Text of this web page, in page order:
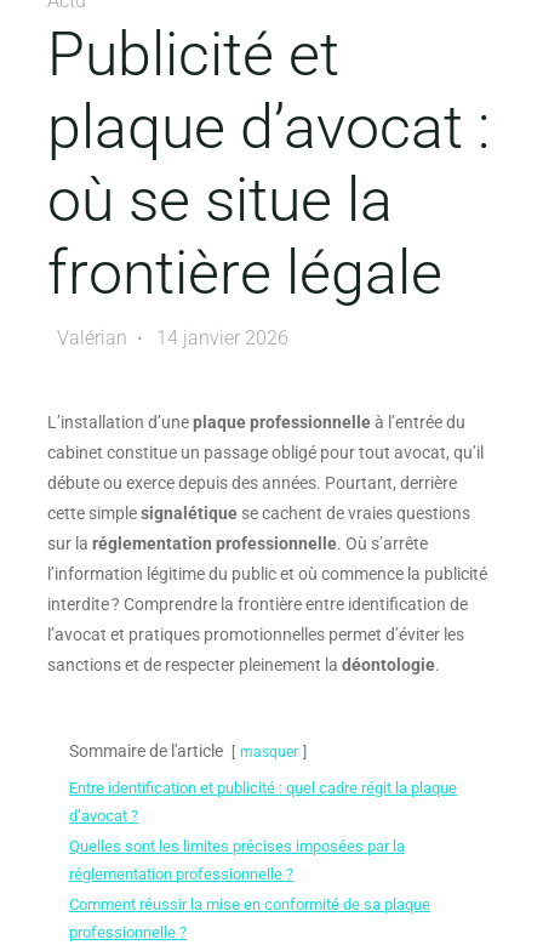
Publicité et
plaque d’avocat :
où se situe la
frontière légale
Valérian 14 janvier 2026
L’installation d’uneplaque professionnelleà l’entrée du
cabinet constitue un passage obligé pour tout avocat, qu’il
débute ou exerce depuis des années. Pourtant, derrière
cette simplesignalétiquese cachent de vraies questions
sur la réglementation professionnelle. Où s’arrête
l’information légitime du public et où commence la publicité
interdite ? Comprendre la frontière entre identification de
l’avocat et pratiques promotionnelles permet d’éviter les
sanctions et de respecter pleinement la déontologie.
Sommaire de l'article masquer
Entre identification et publicité : quel cadre régit la plaque
d’avocat ?
Quelles sont les limites précises imposées par la
réglementation professionnelle ?
Comment réussir la mise en conformité de sa plaque
professionnelle ?